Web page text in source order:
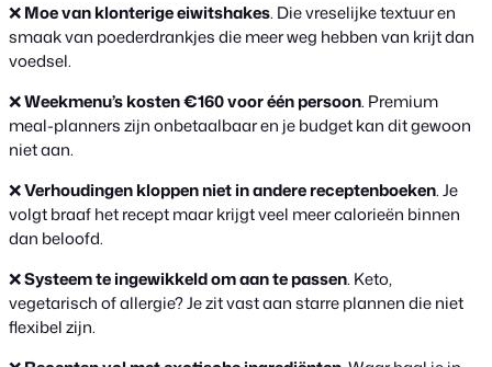
❌Moe van klonterige eiwitshakes. Die vreselijke textuur en
smaak van poederdrankjes die meer weg hebben van krijt dan
voedsel.
❌Weekmenu’s kosten €160 voor één persoon. Premium
meal-planners zijn onbetaalbaar en je budget kan dit gewoon
niet aan.
❌Verhoudingen kloppen niet in andere receptenboeken. Je
volgt braaf het recept maar krijgt veel meer calorieën binnen
dan beloofd.
❌Systeem te ingewikkeld om aan te passen. Keto,
vegetarisch of allergie? Je zit vast aan starre plannen die niet
flexibel zijn.